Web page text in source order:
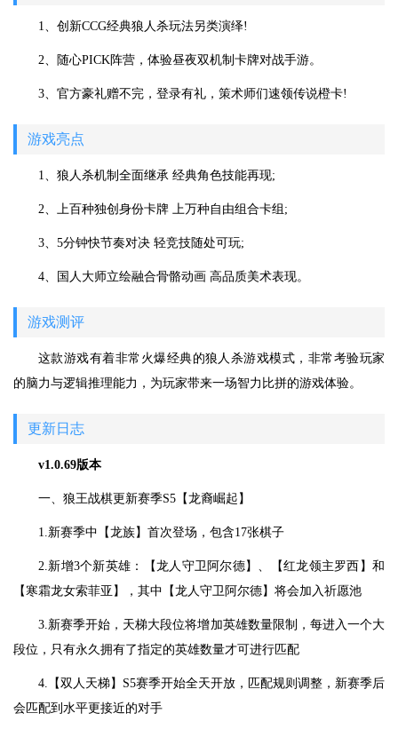
1、创新CCG经典狼人杀玩法另类演绎!
2、随心PICK阵营，体验昼夜双机制卡牌对战手游。
3、官方豪礼赠不完，登录有礼，策术师们速领传说橙卡!
游戏亮点
1、狼人杀机制全面继承 经典角色技能再现;
2、上百种独创身份卡牌 上万种自由组合卡组;
3、5分钟快节奏对决 轻竞技随处可玩;
4、国人大师立绘融合骨骼动画 高品质美术表现。
游戏测评
这款游戏有着非常火爆经典的狼人杀游戏模式，非常考验玩家
的脑力与逻辑推理能力，为玩家带来一场智力比拼的游戏体验。
更新日志
v1.0.69版本
一、狼王战棋更新赛季S5【龙裔崛起】
1.新赛季中【龙族】首次登场，包含17张棋子
2.新增3个新英雄：【龙人守卫阿尔德】、【红龙领主罗西】和
【寒霜龙女索菲亚】，其中【龙人守卫阿尔德】将会加入祈愿池
3.新赛季开始，天梯大段位将增加英雄数量限制，每进入一个大
段位，只有永久拥有了指定的英雄数量才可进行匹配
4.【双人天梯】S5赛季开始全天开放，匹配规则调整，新赛季后
会匹配到水平更接近的对手